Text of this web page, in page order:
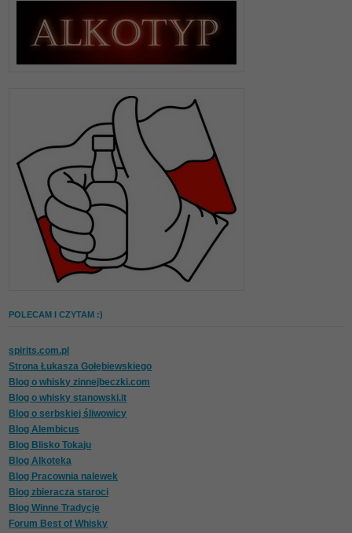
POLECAM I CZYTAM :)
spirits.com.pl
Strona Łukasza Gołębiewskiego
Blog o whisky zinnejbeczki.com
Blog o whisky stanowski.it
Blog o serbskiej śliwowicy
Blog Alembicus
Blog Blisko Tokaju
Blog Alkoteka
Blog Pracownia nalewek
Blog zbieracza staroci
Blog Winne Tradycje
Forum Best of Whisky